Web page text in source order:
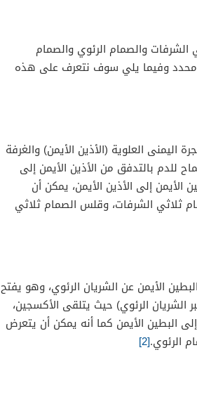
والصمام الرئوي والصمام
محدد وفيما يلي سوف نتعرف على هذه
العلوية (الأذين الأيمن) والغرفة
للدم بالتدفق من الأذين الأيمن إلى
الأيمن إلى الأذين الأيمن، يمكن أن
ثلاثي الشرفات، وقلس الصمام ثلاثي
الأيمن عن الشريان الرئوي، وهو يفتح
الشريان الرئوي) حيث يتلقى الأكسجين،
البطين الأيمن كما أنه يمكن أن يتعرض
الرئوي.[2]